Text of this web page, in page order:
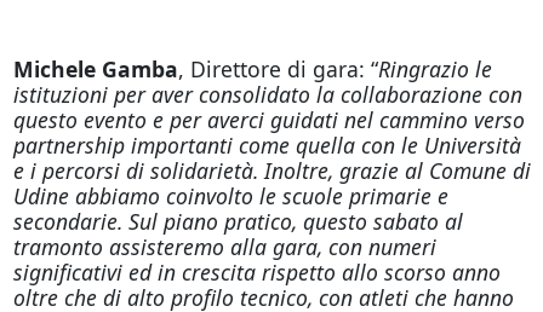
Michele Gamba, Direttore di gara: “Ringrazio le
istituzioni per aver consolidato la collaborazione con
questo evento e per averci guidati nel cammino verso
partnership importanti come quella con le Università
e i percorsi di solidarietà. Inoltre, grazie al Comune di
Udine abbiamo coinvolto le scuole primarie e
secondarie. Sul piano pratico, questo sabato al
tramonto assisteremo alla gara, con numeri
significativi ed in crescita rispetto allo scorso anno
oltre che di alto profilo tecnico, con atleti che hanno